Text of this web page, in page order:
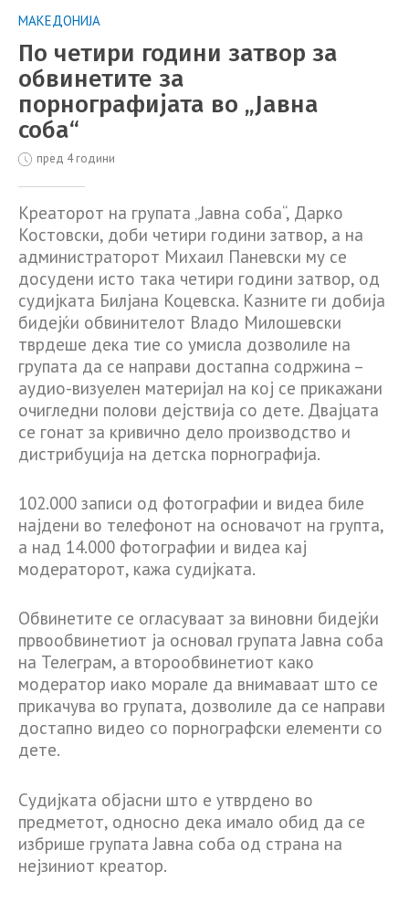
МАКЕДОНИЈА
По четири години затвор за
обвинетите за
порнографијата во „Јавна
соба“
пред 4 години
Креаторот на групата „Јавна соба“, Дарко
Костовски, доби четири години затвор, а на
администраторот Михаил Паневски му се
досудени исто така четири години затвор, од
судијката Билјана Коцевска. Казните ги добија
бидејќи обвинителот Владо Милошевски
тврдеше дека тие со умисла дозволиле на
групата да се направи достапна содржина –
аудио-визуелен материјал на кој се прикажани
очигледни полови дејствија со дете. Двајцата
се гонат за кривично дело производство и
дистрибуција на детска порнографија.
102.000 записи од фотографии и видеа биле
најдени во телефонот на основачот на групта,
а над 14.000 фотографии и видеа кај
модераторот, кажа судијката.
Обвинетите се огласуваат за виновни бидејќи
првообвинетиот ја основал групата Јавна соба
на Телеграм, а второобвинетиот како
модератор иако морале да внимаваат што се
прикачува во групата, дозволиле да се направи
достапно видео со порнографски елементи со
дете.
Судијката објасни што е утврдено во
предметот, односно дека имало обид да се
избрише групата Јавна соба од страна на
нејзиниот креатор.